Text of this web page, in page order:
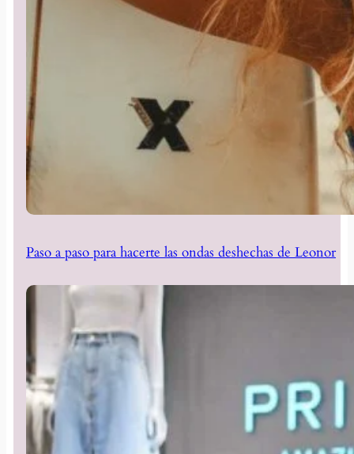
Paso a paso para hacerte las ondas deshechas de Leonor